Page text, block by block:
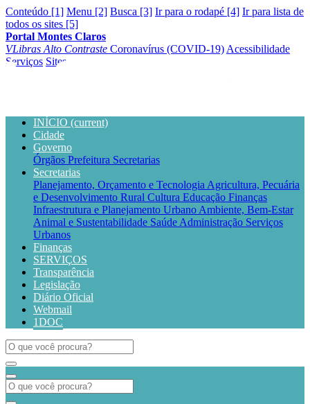
Conteúdo [1] Menu [2] Busca [3] Ir para o rodapé [4] Ir para lista de
todos os sites [5]
Portal Montes Claros
VLibras Alto Contraste Coronavírus (COVID-19) Acessibilidade
Serviços Sites
INÍCIO (current)
Cidade
Governo
Órgãos Prefeitura Secretarias
Secretarias
Planejamento, Orçamento e Tecnologia Agricultura, Pecuária
e Desenvolvimento Rural Cultura Educação Finanças
Infraestrutura e Planejamento Urbano Ambiente, Bem-Estar
Animal e Sustentabilidade Saúde Administração Serviços
Urbanos
Finanças
SERVIÇOS
Transparência
Legislação
Diário Oficial
Webmail
1DOC